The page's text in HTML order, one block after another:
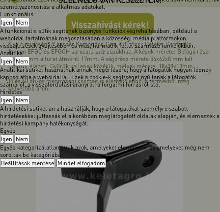
személyazonosításra alkalmas adatokat.
Funkcionális
Igen Nem
A funkcionális sütik segítenek bizonyos funkciók végrehajtásában, például a
weboldal tartalmának megosztásában a közösségi média platformokon,
visszajelzések gyűjtésében és más, harmadik féltől származó funkciókban.
Analitika
Igen Nem
Analitikai sütiket használnak annak megértésére, hogy a látogatók hogyan lépnek
kapcsolatba a weboldallal. Ezek a cookie-k segítséget nyújtanak a látogatók
számáról, a visszafordulási arányról, a forgalmi forrásról stb.
Hirdetés
Igen Nem
A hirdetési sütiket arra használják, hogy a látogatókat személyre szabott
hirdetésekkel juttassák el a korábban meglátogatott oldalak alapján, és elemezzék a
hirdetési kampány hatékonyságát.
Egyéb
Igen Nem
Egyéb kategorizálatlan sütik azok, amelyeket elemeznek, és amelyeket még nem
soroltak be kategóriába.
Beállítások mentése Mindet elfogadom
Visszahívást kérek!
Kiváló minőségű Y késpár Komondor, Geo, KDL Agri, Deleks, GardenGo,
Jansen EFGC és EFGCH sorozatú szárzúzókhoz. A kések mérete: Befogó rész:
44x67x8mm a furat átmérő: 17mm. A vágórész mérete 54x62x8 mm két
oldalról élezett. Gyűrűk kellenek közéjük, melyek mérete: 18x28x13mm.
30 és 60 db-os mennyiségi csomag is elérhető ebből a termékből még
kedvezőbb áron: